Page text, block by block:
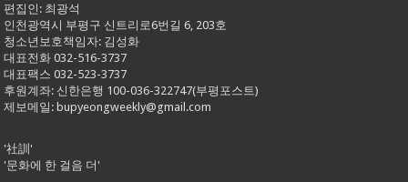
편집인: 최광석
인천광역시 부평구 신트리로6번길 6, 203호
청소년보호책임자: 김성화
대표전화 032-516-3737
대표팩스 032-523-3737
후원계좌: 신한은행 100-036-322747(부평포스트)
제보메일: bupyeongweekly@gmail.com
'社訓'
'문화에 한 걸음 더'